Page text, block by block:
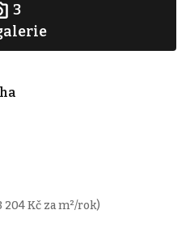
3
204 Kč za m²/rok)